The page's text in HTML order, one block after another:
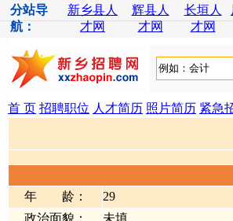
分站导
航：
新乡县人
才网
辉县人
才网
长垣人
才网
首 页 招聘职位 人才简历 照片简历 紧急
年 龄： 29
政治面貌：
未填